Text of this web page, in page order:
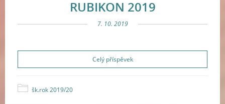
RUBIKON 2019
7. 10. 2019
Celý příspěvek
šk.rok 2019/20